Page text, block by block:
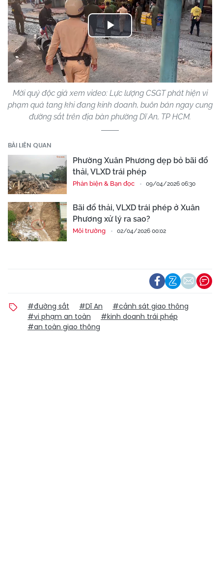
Play
Video
Mời quý độc giả xem video: Lực lượng CSGT phát hiện vi
phạm quả tang khi đang kinh doanh, buôn bán ngay cung
đường sắt trên địa bàn phường Dĩ An, TP HCM.
BÀI LIÊN QUAN
Phường Xuân Phương dẹp bỏ bãi đổ
thải, VLXD trái phép
Phản biện & Bạn đọc 09/04/2026 06:30
Bãi đổ thải, VLXD trái phép ở Xuân
Phương xử lý ra sao?
Môi trường 02/04/2026 00:02
#đường sắt #Dĩ An
#cảnh sát giao thông
#vi phạm an toàn
#kinh doanh trái phép
#an toàn giao thông